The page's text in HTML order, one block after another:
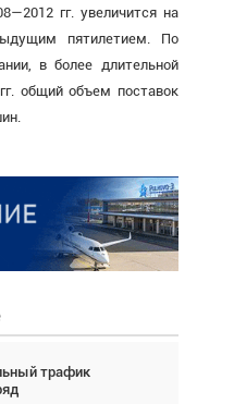
гг. увеличится на
пятилетием. По
в более длительной
общий объем поставок
трафики БПЛА в